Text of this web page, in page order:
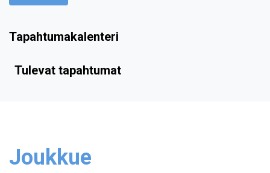
Tapahtumakalenteri
Tulevat tapahtumat
Joukkue